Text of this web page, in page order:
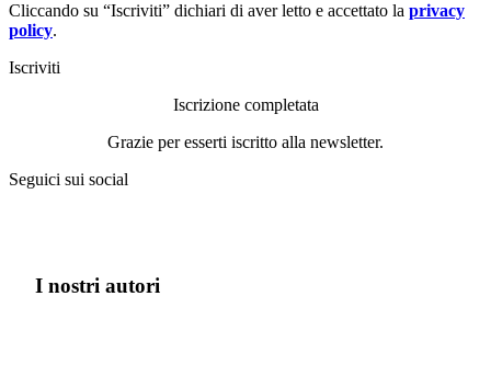
Cliccando su “Iscriviti” dichiari di aver letto e accettato la privacy
policy.
Iscriviti
Iscrizione completata
Grazie per esserti iscritto alla newsletter.
Seguici sui social
I nostri autori